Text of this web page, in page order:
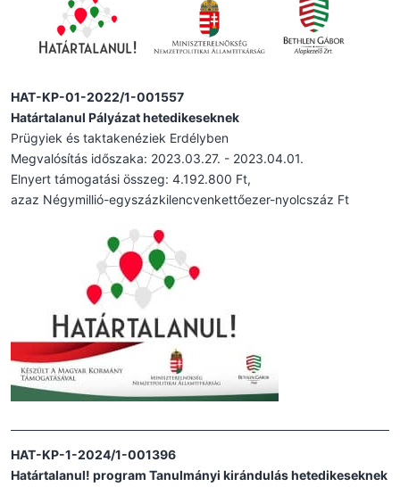
HAT-KP-01-2022/1-001557
Határtalanul Pályázat hetedikeseknek
Prügyiek és taktakenéziek Erdélyben
Megvalósítás időszaka: 2023.03.27. - 2023.04.01.
Elnyert támogatási összeg: 4.192.800 Ft,
azaz Négymillió-egyszázkilencvenkettőezer-nyolcszáz Ft
HAT-KP-1-2024/1-001396
Határtalanul! program Tanulmányi kirándulás hetedikeseknek